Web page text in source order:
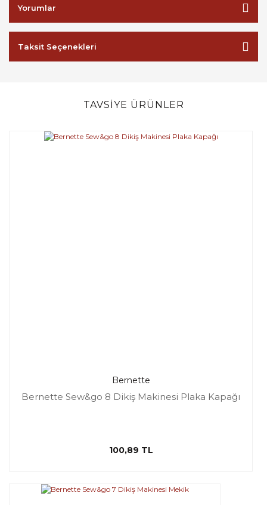
Yorumlar
Taksit Seçenekleri
TAVSİYE ÜRÜNLER
Bernette
Bernette Sew&go 8 Dikiş Makinesi Plaka Kapağı
100,89 TL